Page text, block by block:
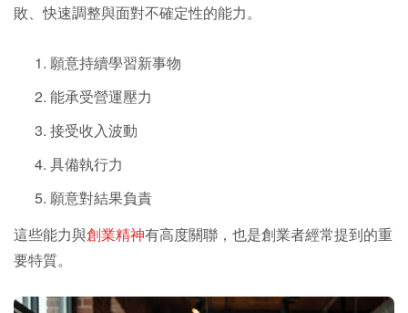
敗、快速調整與面對不確定性的能力。
願意持續學習新事物
能承受營運壓力
接受收入波動
具備執行力
願意對結果負責
這些能力與創業精神有高度關聯，也是創業者經常提到的重
要特質。